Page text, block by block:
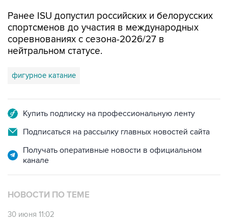
Ранее ISU допустил российских и белорусских
спортсменов до участия в международных
соревнованиях с сезона-2026/27 в
нейтральном статусе.
фигурное катание
Купить подписку на профессиональную ленту
Подписаться на рассылку главных новостей сайта
Получать оперативные новости в официальном
канале
НОВОСТИ ПО ТЕМЕ
30 июня 11:02